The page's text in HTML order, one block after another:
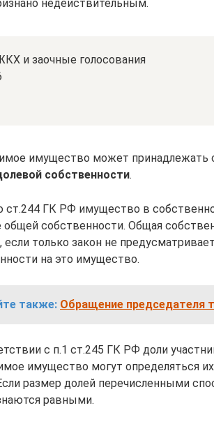
недействительным.
и заочные голосования
имущество может принадлежать
собственности.
ст.244 ГК РФ имущество в
общей собственности. Общая
если только закон не
на это имущество.
также: Обращение председателя
с п.1 ст.245 ГК РФ доли
имущество могут определяться
размер долей перечисленными
равными.